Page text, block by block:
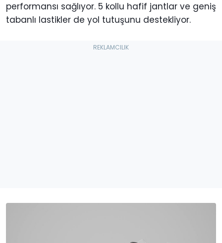
performansı sağlıyor. 5 kollu hafif jantlar ve geniş
tabanlı lastikler de yol tutuşunu destekliyor.